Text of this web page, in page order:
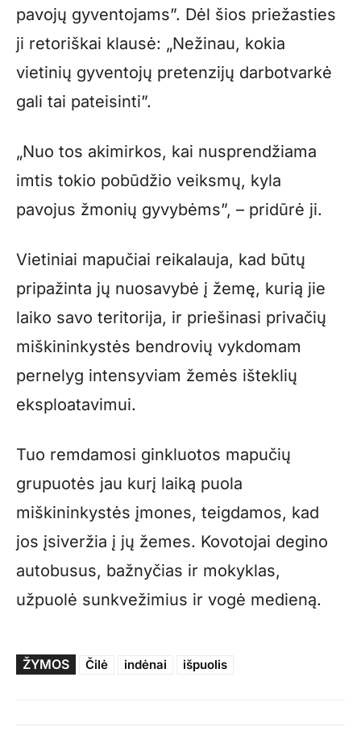
pavojų gyventojams”. Dėl šios priežasties
ji retoriškai klausė: „Nežinau, kokia
vietinių gyventojų pretenzijų darbotvarkė
gali tai pateisinti”.
„Nuo tos akimirkos, kai nusprendžiama
imtis tokio pobūdžio veiksmų, kyla
pavojus žmonių gyvybėms”, – pridūrė ji.
Vietiniai mapučiai reikalauja, kad būtų
pripažinta jų nuosavybė į žemę, kurią jie
laiko savo teritorija, ir priešinasi privačių
miškininkystės bendrovių vykdomam
pernelyg intensyviam žemės išteklių
eksploatavimui.
Tuo remdamosi ginkluotos mapučių
grupuotės jau kurį laiką puola
miškininkystės įmones, teigdamos, kad
jos įsiveržia į jų žemes. Kovotojai degino
autobusus, bažnyčias ir mokyklas,
užpuolė sunkvežimius ir vogė medieną.
ŽYMOS Čilė indėnai išpuolis